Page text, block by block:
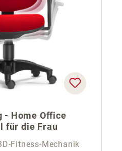
- Home Office
für die Frau
Fitness-Mechanik